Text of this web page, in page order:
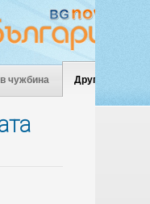
чужбина Други